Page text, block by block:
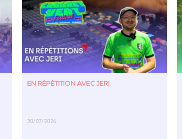
EN RÉPÉTITION AVEC JERI.
30/07/2026